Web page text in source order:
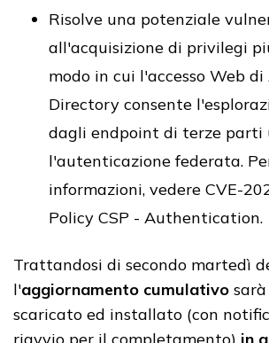
Risolve una potenziale
all'acquisizione di privilegi
modo in cui l'accesso Web
Directory consente
dagli endpoint di terze parti
l'autenticazione federata.
informazioni, vedere CVE-
Policy CSP - Authentication.
Trattandosi di secondo martedì
l'aggiornamento cumulativo
scaricato ed installato (con